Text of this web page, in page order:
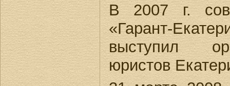
В 2007 г.
«Гарант-
выступил
юристов